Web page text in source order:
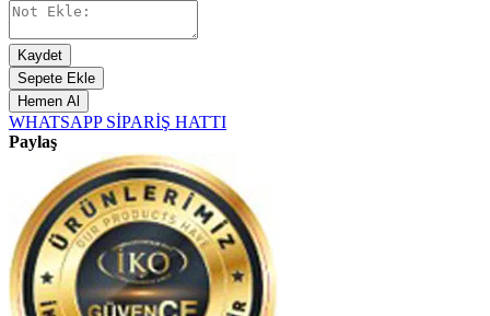
Kaydet
Sepete Ekle
Hemen Al
WHATSAPP SİPARİŞ HATTI
Paylaş